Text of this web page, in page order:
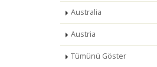
Australia
Austria
Tümünü Göster